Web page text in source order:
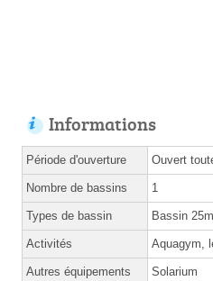
Informations
Période d'ouverture Ouvert
Nombre de bassins 1
Types de bassin Bassin 25m
Activités Aquagym,
Autres équipements Solarium